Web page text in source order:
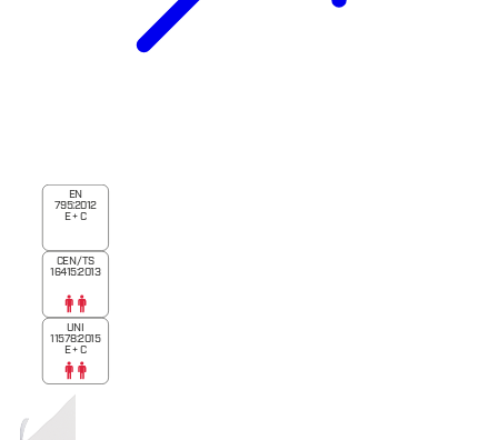
EN
795:2012
E + C
CEN/TS
16415:2013
UNI
11578:2015
E + C